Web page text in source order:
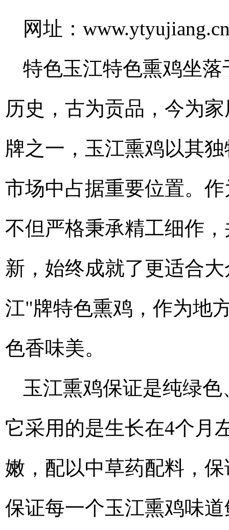
网址：
特色玉江特色熏鸡坐
历史，古为贡品，今为
牌之一，玉江熏鸡以其
市场中占据重要位置。
不但严格秉承精工细作
新，始终成就了更适合
江"牌特色熏鸡，作为地
色香味美。
玉江熏鸡保证是纯绿
它采用的是生长在4个月
嫩，配以中草药配料，
保证每一个玉江熏鸡味